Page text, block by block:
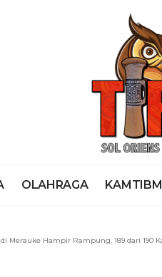
OLAHRAGA
Merauke Hampir Rampung, 189 dari 190